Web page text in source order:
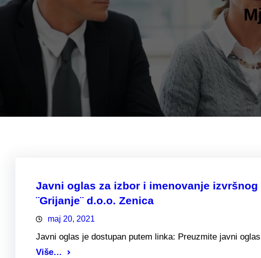
Javni oglas za izbor i imenovanje
¨Grijanje¨ d.o.o. Zenica
maj 20, 2021
Javni oglas je dostupan putem linka: Preuzmite javni oglas
Više…